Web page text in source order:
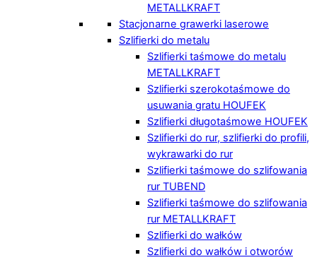
METALLKRAFT
Stacjonarne grawerki laserowe
Szlifierki do metalu
Szlifierki taśmowe do metalu
METALLKRAFT
Szlifierki szerokotaśmowe do
usuwania gratu HOUFEK
Szlifierki długotaśmowe HOUFEK
Szlifierki do rur, szlifierki do profili,
wykrawarki do rur
Szlifierki taśmowe do szlifowania
rur TUBEND
Szlifierki taśmowe do szlifowania
rur METALLKRAFT
Szlifierki do wałków
Szlifierki do wałków i otworów